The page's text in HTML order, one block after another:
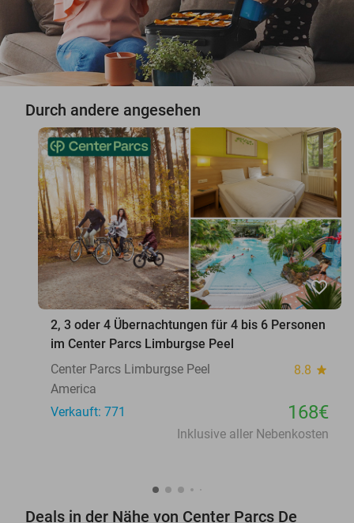
Durch andere angesehen
favorite_border
2, 3 oder 4 Übernachtungen für 4 bis 6 Personen
im Center Parcs Limburgse Peel
Center Parcs Limburgse Peel
8.8 star
America
Verkauft: 771
168€
Inklusive aller Nebenkosten
Deals in der Nähe von Center Parcs De